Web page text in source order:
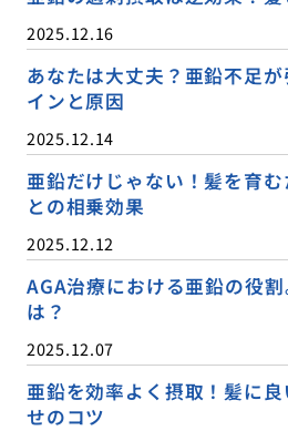
2025.12.16
あなたは大丈夫？亜鉛不足
インと原因
2025.12.14
亜鉛だけじゃない！髪を育
との相乗効果
2025.12.12
AGA治療における亜鉛の役
は？
2025.12.07
亜鉛を効率よく摂取！髪に
せのコツ